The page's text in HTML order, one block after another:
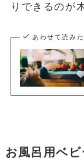
りできるのが
あわせて読み
お風呂用ベ